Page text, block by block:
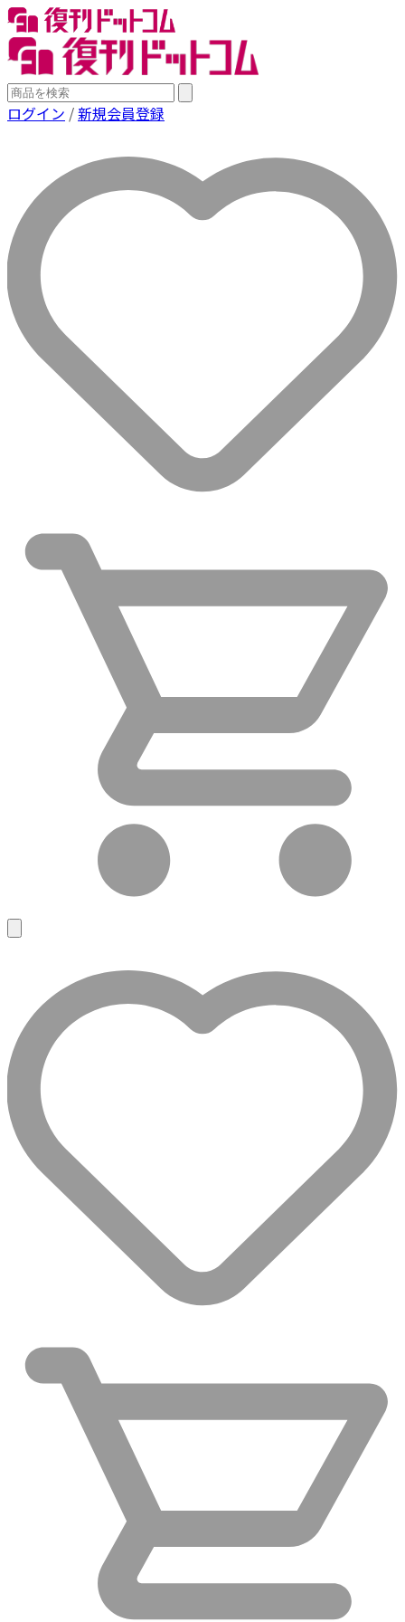
ログイン /新規会員登録